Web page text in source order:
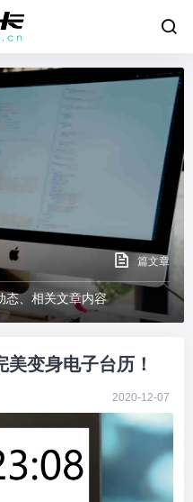
篇文章
态、相关文章内容
变身电子台历！
2020-12-07